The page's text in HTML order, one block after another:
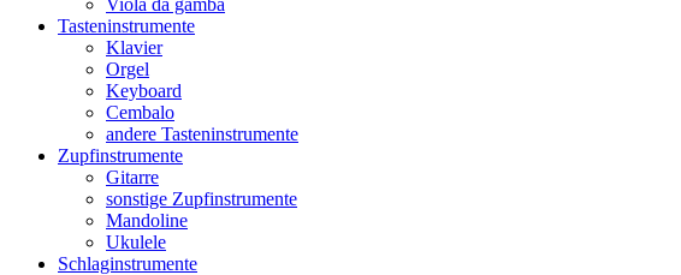
Viola da gamba
Tasteninstrumente
Klavier
Orgel
Keyboard
Cembalo
andere Tasteninstrumente
Zupfinstrumente
Gitarre
sonstige Zupfinstrumente
Mandoline
Ukulele
Schlaginstrumente